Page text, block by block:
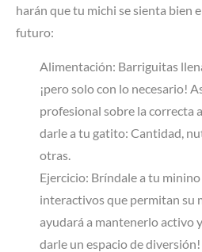
harán que tu michi se sienta bien
futuro:
Alimentación: Barriguitas
¡pero solo con lo necesario!
profesional sobre la correcta
darle a tu gatito: Cantidad,
otras.
Ejercicio: Bríndale a tu
interactivos que permitan su
ayudará a mantenerlo activo
darle un espacio de